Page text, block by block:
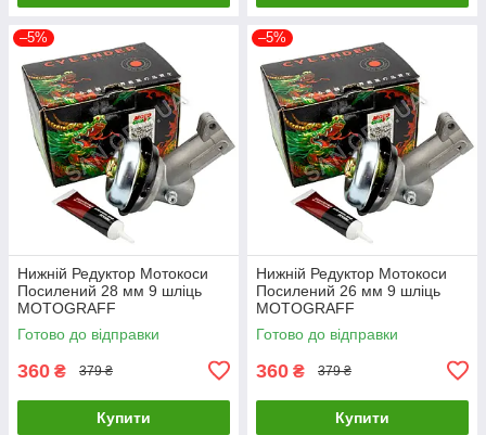
–5%
Нижній Редуктор Мотокоси
Посилений 28 мм 9 шліць
MOTOGRAFF
Готово до відправки
360 ₴ 379 ₴
Купити
–5%
Нижній Редуктор Мотокоси
Посилений 26 мм 9 шліць
MOTOGRAFF
Готово до відправки
360 ₴ 379 ₴
Купити